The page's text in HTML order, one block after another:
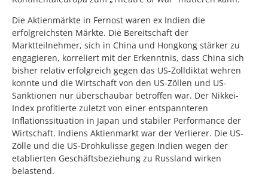
Die Aktienmärkte in Fernost waren ex Indien die
erfolgreichsten Märkte. Die Bereitschaft der
Marktteilnehmer, sich in China und Hongkong stärker zu
engagieren, korreliert mit der Erkenntnis, dass China sich
bisher relativ erfolgreich gegen das US-Zolldiktat wehren
konnte und die Wirtschaft von den US-Zöllen und US-
Sanktionen nur überschaubar betroffen war. Der Nikkei-
Index profitierte zuletzt von einer entspannteren
Inflationssituation in Japan und stabiler Performance der
Wirtschaft. Indiens Aktienmarkt war der Verlierer. Die US-
Zölle und die US-Drohkulisse gegen Indien wegen der
etablierten Geschäftsbeziehung zu Russland wirken
belastend.